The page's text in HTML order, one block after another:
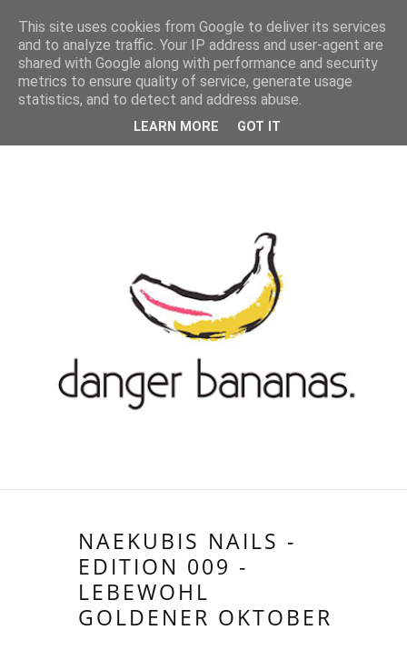
MENU
NAEKUBIS NAILS -
EDITION 009 -
LEBEWOHL
GOLDENER OKTOBER
This site uses cookies from Google to deliver its services
and to analyze traffic. Your IP address and user-agent are
shared with Google along with performance and security
metrics to ensure quality of service, generate usage
statistics, and to detect and address abuse.
LEARN MORE GOT IT